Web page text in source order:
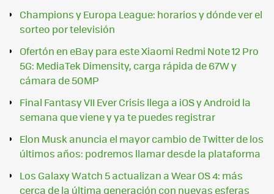
Champions y Europa League: horarios y dónde ver el
sorteo por televisión
Ofertón en eBay para este Xiaomi Redmi Note 12 Pro
5G: MediaTek Dimensity, carga rápida de 67W y
cámara de 50MP
Final Fantasy VII Ever Crisis llega a iOS y Android la
semana que viene y ya te puedes registrar
Elon Musk anuncia el mayor cambio de Twitter de los
últimos años: podremos llamar desde la plataforma
Los Galaxy Watch 5 actualizan a Wear OS 4: más
cerca de la última generación con nuevas esferas